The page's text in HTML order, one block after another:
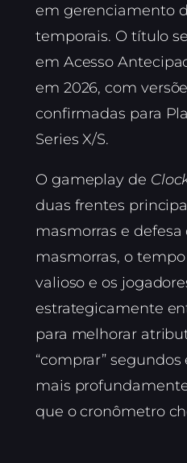
em gerenciamento
temporais. O título
em Acesso
em 2026, com
confirmadas para
Series X/S.
O gameplay de
duas frentes
masmorras e defesa
masmorras, o
valioso e os
estrategicamente
para melhorar
“comprar”
mais
que o cronômetro